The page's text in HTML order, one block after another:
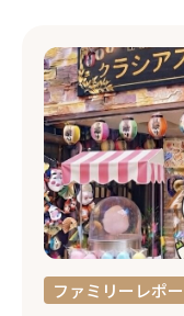
ファミリーレポ